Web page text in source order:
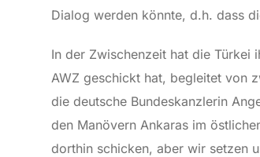
Dialog werden könnte, d.h. dass
In der Zwischenzeit hat die
AWZ geschickt hat, begleitet von
die deutsche Bundeskanzlerin
den Manövern Ankaras im
dorthin schicken, aber wir setzen